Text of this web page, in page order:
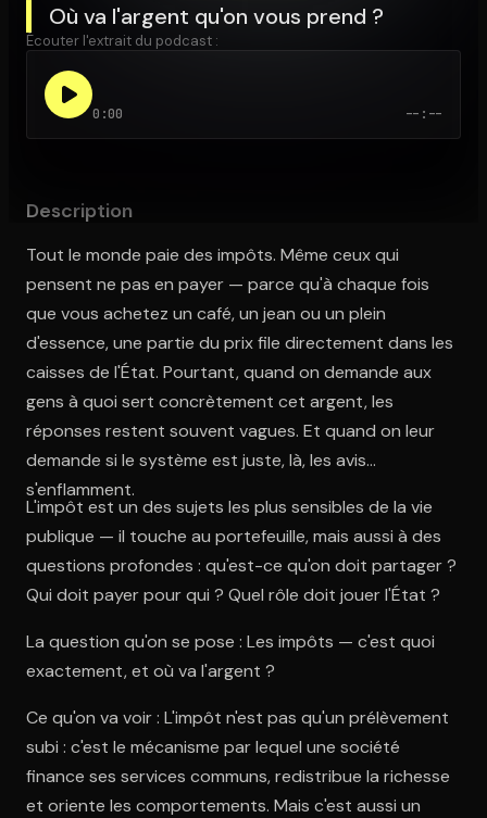
Où va l'argent qu'on vous prend ?
Écouter l'extrait du podcast :
0:00 --:--
Description
Tout le monde paie des impôts. Même ceux qui
pensent ne pas en payer — parce qu'à chaque fois
que vous achetez un café, un jean ou un plein
d'essence, une partie du prix file directement dans les
caisses de l'État. Pourtant, quand on demande aux
gens à quoi sert concrètement cet argent, les
réponses restent souvent vagues. Et quand on leur
demande si le système est juste, là, les avis
s'enflamment.
L'impôt est un des sujets les plus sensibles de la vie
publique — il touche au portefeuille, mais aussi à des
questions profondes : qu'est-ce qu'on doit partager ?
Qui doit payer pour qui ? Quel rôle doit jouer l'État ?
La question qu'on se pose : Les impôts — c'est quoi
exactement, et où va l'argent ?
Ce qu'on va voir : L'impôt n'est pas qu'un prélèvement
subi : c'est le mécanisme par lequel une société
finance ses services communs, redistribue la richesse
et oriente les comportements. Mais c'est aussi un